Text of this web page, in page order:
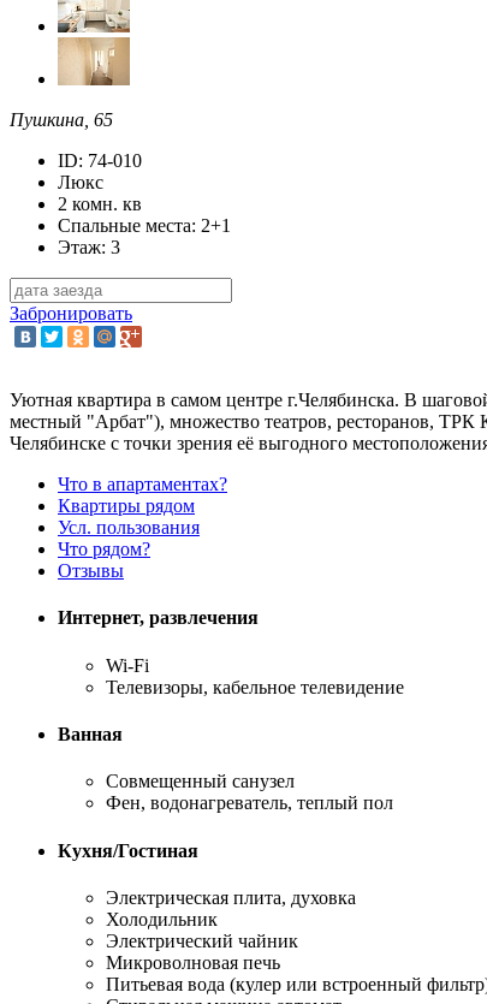
Пушкина, 65
ID: 74-010
Люкс
2 комн. кв
Спальные места: 2+1
Этаж: 3
Забронировать
Уютная квартира в самом центре г.Челябинска. В
местный "Арбат"), множество театров, ресторанов,
Челябинске с точки зрения её выгодного
Что в апартаментах?
Квартиры рядом
Усл. пользования
Что рядом?
Отзывы
Интернет, развлечения
Wi-Fi
Телевизоры, кабельное телевидение
Ванная
Совмещенный санузел
Фен, водонагреватель, теплый пол
Кухня/Гостиная
Электрическая плита, духовка
Холодильник
Электрический чайник
Микроволновая печь
Питьевая вода (кулер или встроенный